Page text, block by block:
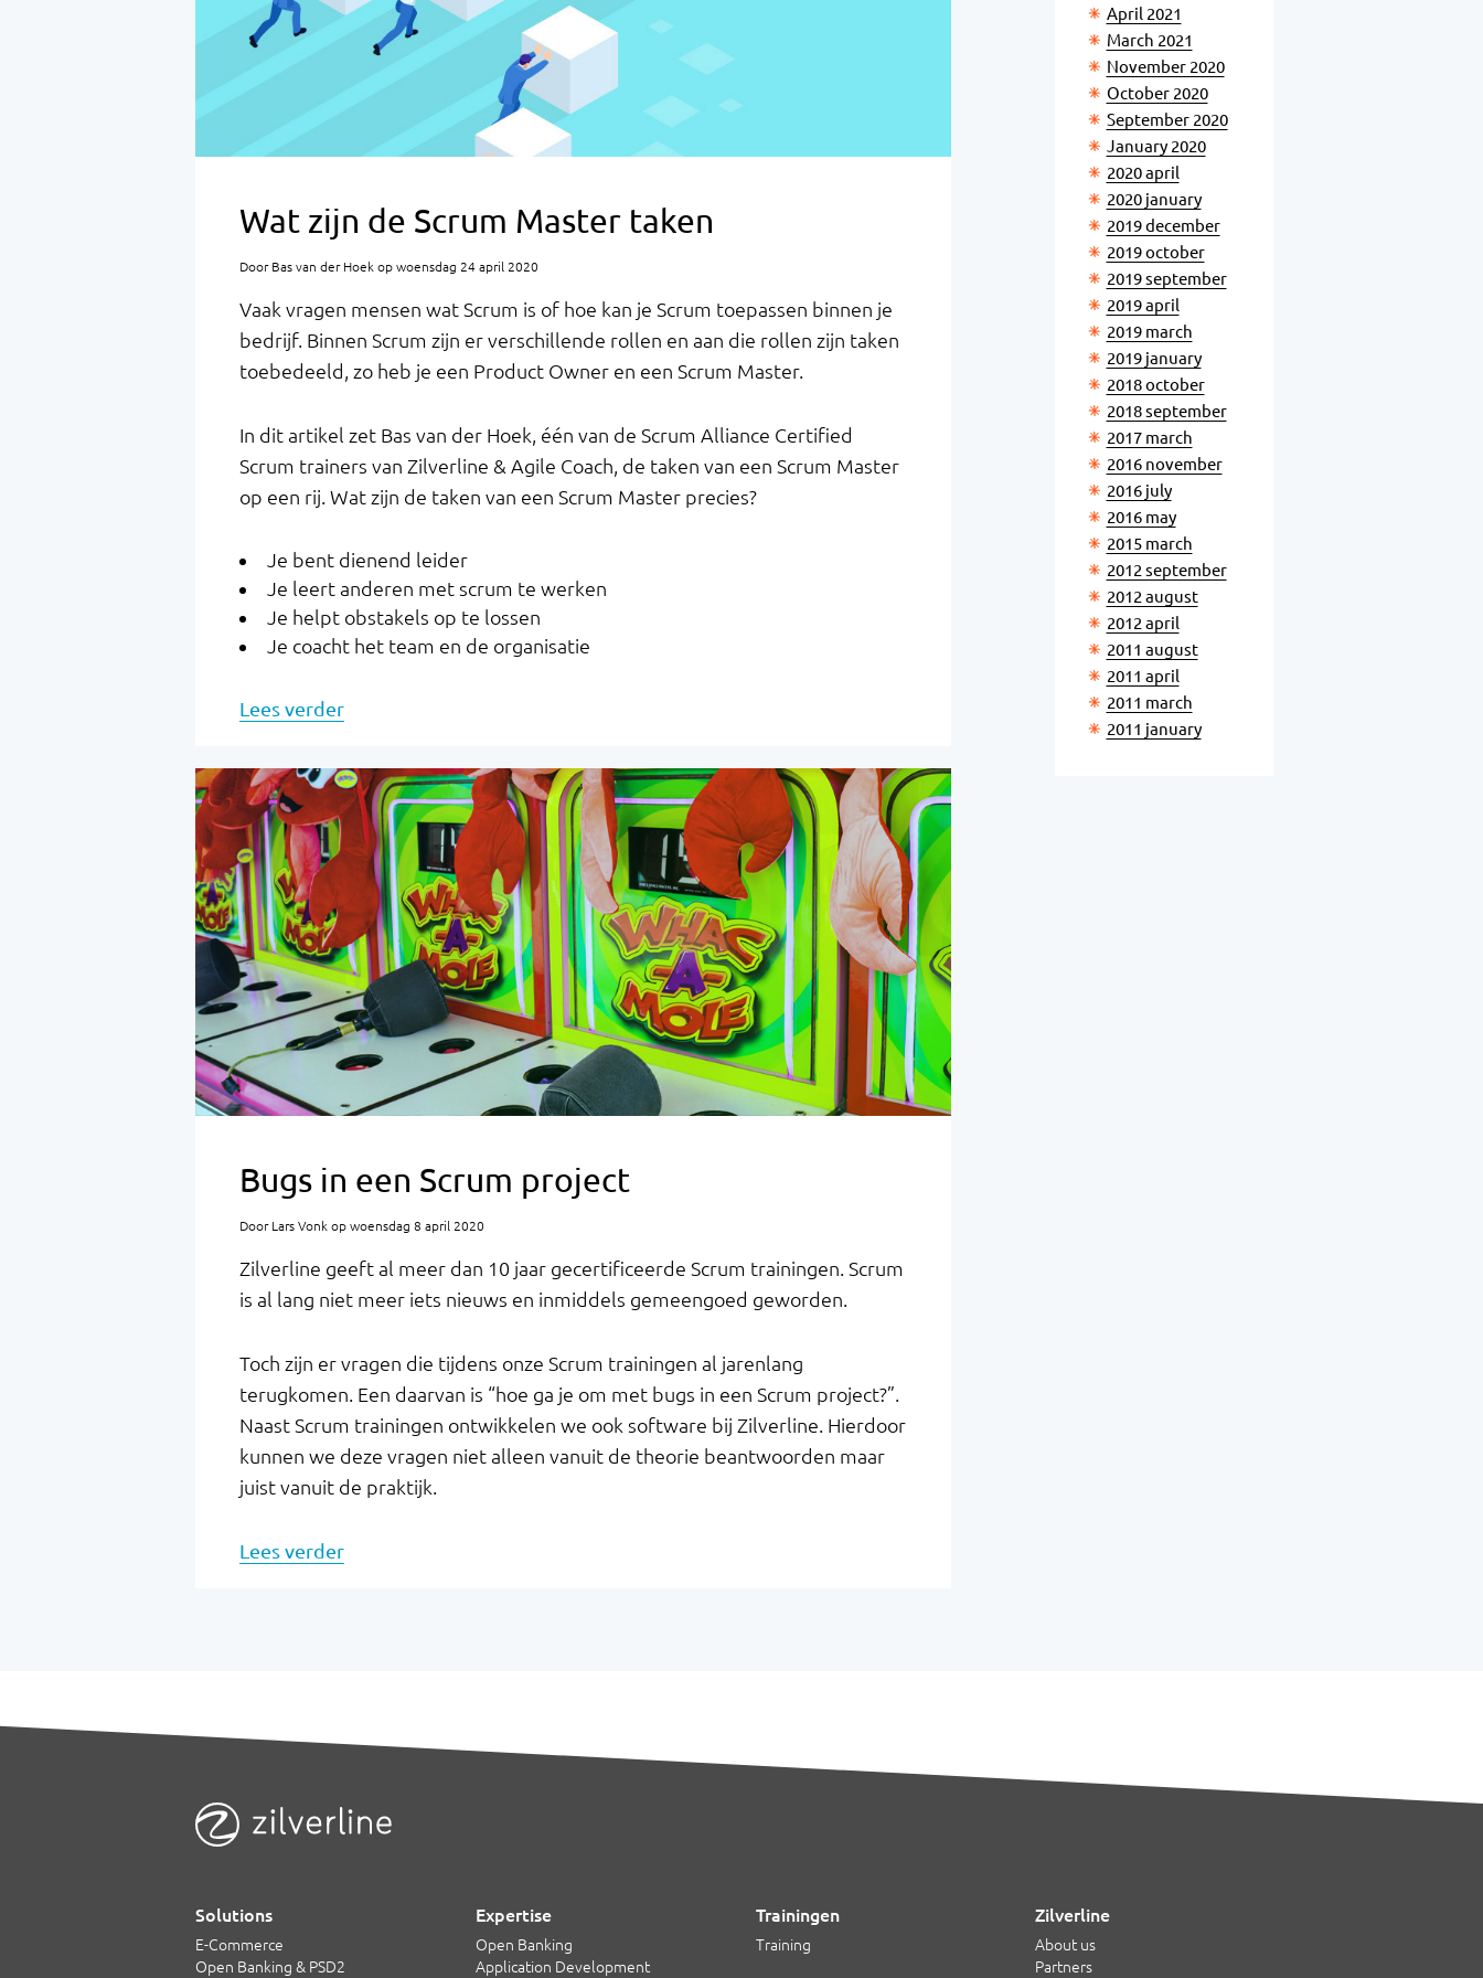
Wat zijn de Scrum Master taken
Door Bas van der Hoek op woensdag 24 april 2020
Vaak vragen mensen wat Scrum is of hoe kan je Scrum toepassen binnen je
bedrijf. Binnen Scrum zijn er verschillende rollen en aan die rollen zijn taken
toebedeeld, zo heb je een Product Owner en een Scrum Master.
In dit artikel zet Bas van der Hoek, één van de Scrum Alliance Certified
Scrum trainers van Zilverline & Agile Coach, de taken van een Scrum Master
op een rij. Wat zijn de taken van een Scrum Master precies?
Je bent dienend leider
Je leert anderen met scrum te werken
Je helpt obstakels op te lossen
Je coacht het team en de organisatie
Lees verder
Bugs in een Scrum project
Door Lars Vonk op woensdag 8 april 2020
Zilverline geeft al meer dan 10 jaar gecertificeerde Scrum trainingen. Scrum
is al lang niet meer iets nieuws en inmiddels gemeengoed geworden.
Toch zijn er vragen die tijdens onze Scrum trainingen al jarenlang
terugkomen. Een daarvan is “hoe ga je om met bugs in een Scrum project?”.
Naast Scrum trainingen ontwikkelen we ook software bij Zilverline. Hierdoor
kunnen we deze vragen niet alleen vanuit de theorie beantwoorden maar
juist vanuit de praktijk.
Lees verder
April 2021
March 2021
November 2020
October 2020
September 2020
January 2020
2020 april
2020 january
2019 december
2019 october
2019 september
2019 april
2019 march
2019 january
2018 october
2018 september
2017 march
2016 november
2016 july
2016 may
2015 march
2012 september
2012 august
2012 april
2011 august
2011 april
2011 march
2011 january
Solutions
E-Commerce
Open Banking & PSD2
Expertise
Open Banking
Application Development
Trainingen
Training
Zilverline
About us
Partners